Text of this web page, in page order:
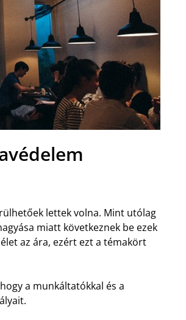
lettek volna. Mint utólag
miatt következnek be ezek
az ára, ezért ezt a témakört
a munkáltatókkal és a